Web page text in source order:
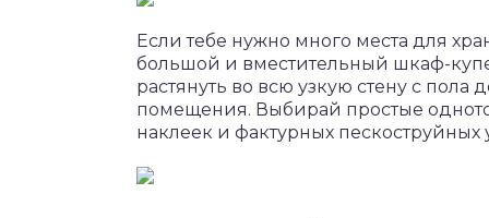
Если тебе нужно много места для
большой и вместительный шкаф-
растянуть во всю узкую стену с пола
помещения. Выбирай простые
наклеек и фактурных пескоструйных